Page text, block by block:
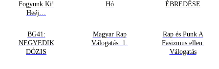
Fogyunk Ki!
Heéj…
Hó
ÉBREDÉSE
BG41:
NEGYEDIK
DÓZIS
Magyar Rap
Válogatás: 1.
Rap és Punk A
Fasizmus ellen:
Válogatás